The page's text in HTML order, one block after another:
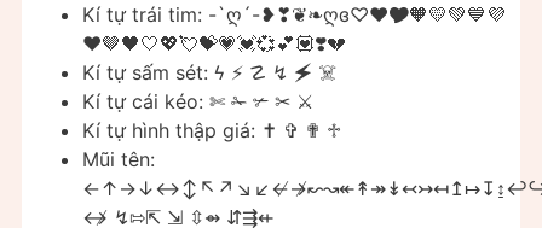
Kí tự trái tim: -`ღ´-❥❣❦❧ღɞ♡❤🎔🧡💛💚💙💜
❤️🤎🖤🤍💖💘💝💗💓💞💕💟❣️💔
Kí tự sấm sét: ϟ ⚡ ☡ ↯ 🗲 ☠️
Kí tự cái kéo: ✄ ✁ ✃ ✂ ⚔
Kí tự hình thập giá: ✝ ✞ ✟ ♱
Mũi tên:
↮ ↯⇰⇱ ⇲ ⇳⇴ ⇵⇶⇷